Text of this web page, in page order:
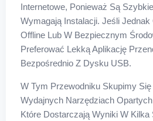
Internetowe, Ponieważ Są
Wymagają Instalacji. Jeśli
Offline Lub W Bezpiecznym
Preferować Lekką Aplikację
Bezpośrednio Z Dysku USB.
W Tym Przewodniku Skupimy
Wydajnych Narzędziach
Które Dostarczają Wyniki W